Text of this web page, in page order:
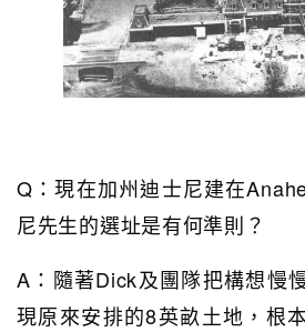
Q：現在加州迪士尼建在
尼先生的選址是有何準則？
A：隨著Dick及團隊把構想慢
現原來安排的8英畝土地，根